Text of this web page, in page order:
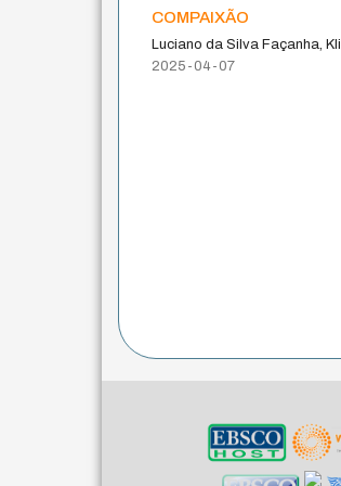
compaixão
Luciano da Silva Façanha,
2025-04-07